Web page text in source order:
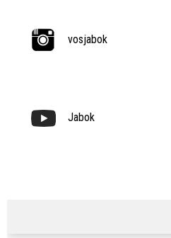
vosjabok
Jabok